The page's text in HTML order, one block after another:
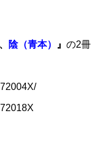
、 陰（青本） 』​​ の2冊